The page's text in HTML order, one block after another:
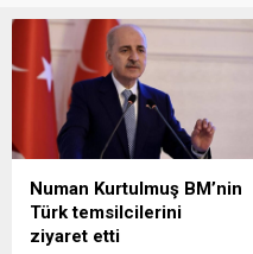
Numan Kurtulmuş BM’nin
Türk temsilcilerini
ziyaret etti